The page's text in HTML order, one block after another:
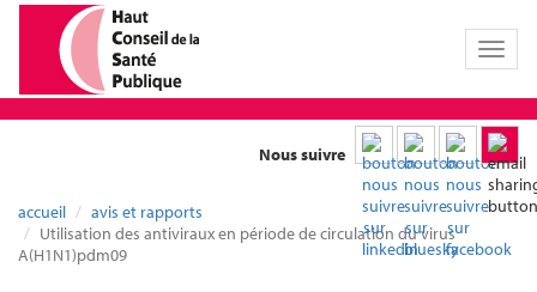
Toggle
Nous suivre
accueil
avis et rapports
Utilisation des antiviraux en période de circulation du virus
A(H1N1)pdm09